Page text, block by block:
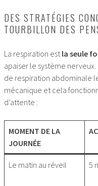
DES STRATÉGIES
TOURBILLON DES
La respiration estla seule
apaiser le système
de respiration abdominale
mécanique et cela
d’attente :
MOMENT DE LA
JOURNÉE
Le matin au réveil 5